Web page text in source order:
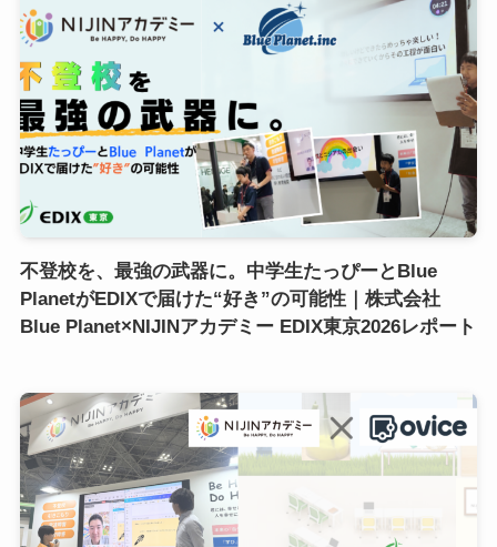
不登校を、最強の武器に。中学生たっぴーとBlue
PlanetがEDIXで届けた“好き”の可能性｜株式会社
Blue Planet×NIJINアカデミー EDIX東京2026レポート